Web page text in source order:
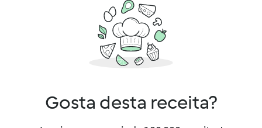
Gosta desta receita?